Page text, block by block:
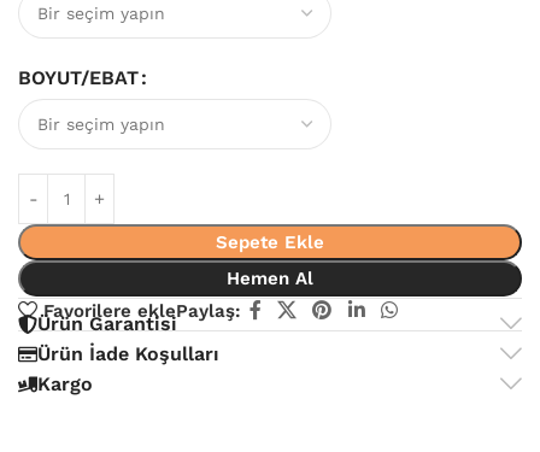
BOYUT/EBAT
Sepete Ekle
Hemen Al
Favorilere eklePaylaş:
Ürün Garantisi
Ürün İade Koşulları
Kargo